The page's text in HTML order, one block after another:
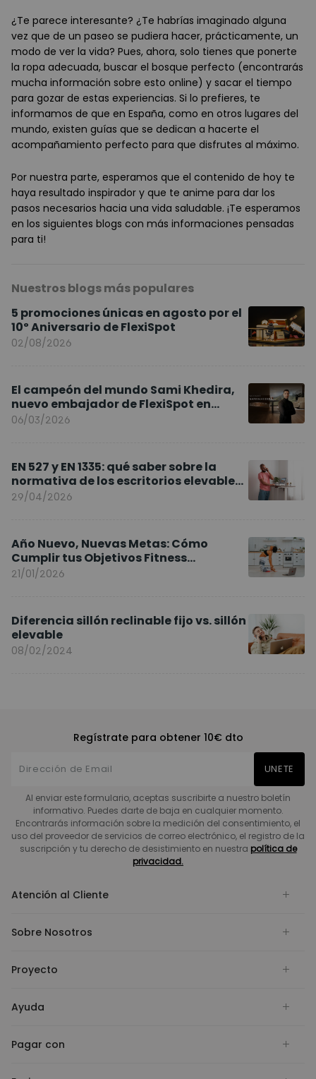
¿Te parece interesante? ¿Te habrías imaginado alguna
vez que de un paseo se pudiera hacer, prácticamente, un
modo de ver la vida? Pues, ahora, solo tienes que ponerte
la ropa adecuada, buscar el bosque perfecto (encontrarás
mucha información sobre esto online) y sacar el tiempo
para gozar de estas experiencias. Si lo prefieres, te
informamos de que en España, como en otros lugares del
mundo, existen guías que se dedican a hacerte el
acompañamiento perfecto para que disfrutes al máximo.
Por nuestra parte, esperamos que el contenido de hoy te
haya resultado inspirador y que te anime para dar los
pasos necesarios hacia una vida saludable. ¡Te esperamos
en los siguientes blogs con más informaciones pensadas
para ti!
Nuestros blogs más populares
5 promociones únicas en agosto por el
10º Aniversario de FlexiSpot
02/08/2026
El campeón del mundo Sami Khedira,
nuevo embajador de FlexiSpot en
Europa
06/03/2026
EN 527 y EN 1335: qué saber sobre la
normativa de los escritorios elevables
y sillas ergonómicas
29/04/2026
Año Nuevo, Nuevas Metas: Cómo
Cumplir tus Objetivos Fitness
Entrenando en Casa
21/01/2026
Diferencia sillón reclinable fijo vs. sillón
elevable
08/02/2024
Regístrate para obtener 10€ dto
UNETE
Al enviar este formulario, aceptas suscribirte a nuestro boletín
informativo. Puedes darte de baja en cualquier momento.
Encontrarás información sobre la medición del consentimiento, el
uso del proveedor de servicios de correo electrónico, el registro de la
suscripción y tu derecho de desistimiento en nuestra política de
privacidad.
Atención al Cliente
Sobre Nosotros
Proyecto
Ayuda
Pagar con